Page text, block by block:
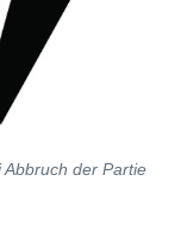
der Partie